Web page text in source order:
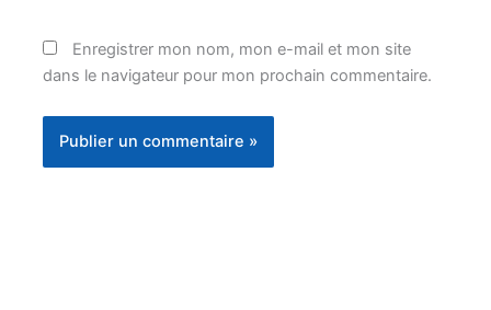
Enregistrer mon nom, mon e-mail et mon site
dans le navigateur pour mon prochain commentaire.